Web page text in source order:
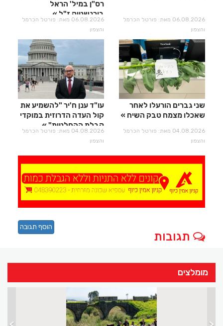
06.08.2026 מאת: פורטל הכרמל
והצפון
רס"ן במיל' הראל
בירנשטוק ז"ל
06.08.2026 מאת: פורטל הכרמל
והצפון
שני גברים הורעלו לאחר
שאכלו מצמח טבק השיח
04.08.2026 מאת: פורטל הכרמל
והצפון
עו"ד ענן ח'יר "להשמיע את
קול העדה הדרוזית במוקדי
קבלת ההחלטות"
04.08.2026 מאת: פורטל הכרמל
והצפון
תגובות
הוסף תגובה
מומלצים